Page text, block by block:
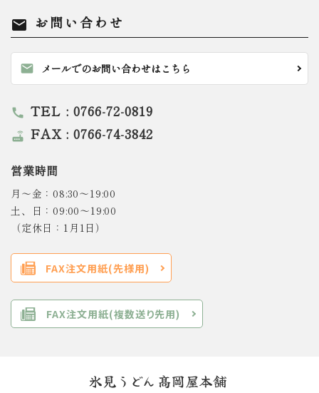
mail お問い合わせ
mail メールでのお問い合わせはこちら
call TEL : 0766-72-0819
router FAX : 0766-74-3842
営業時間
月～金：08:30～19:00
土、日：09:00～19:00
（定休日：1月1日）
FAX注文用紙(先様用)
FAX注文用紙(複数送り先用)